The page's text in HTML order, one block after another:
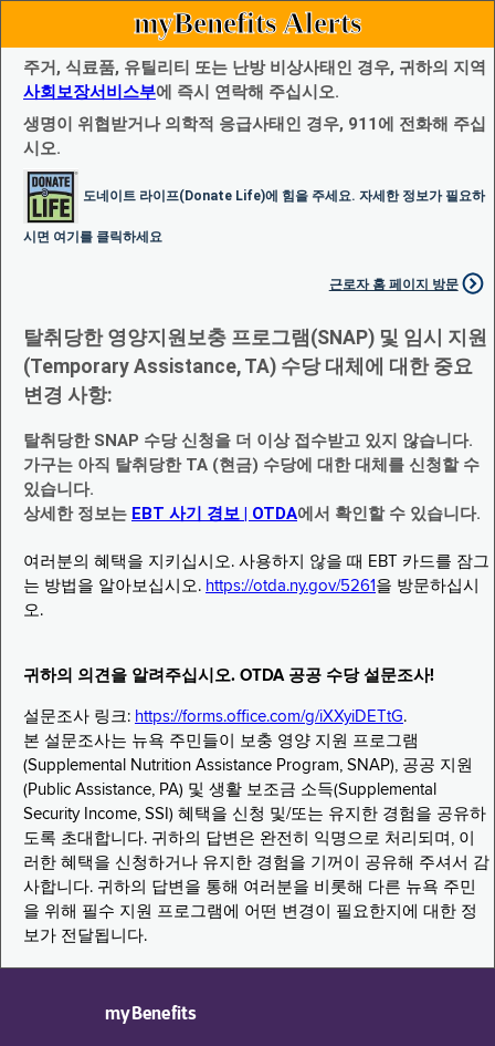
myBenefits Alerts
주거, 식료품, 유틸리티 또는 난방 비상사태인 경우, 귀하의 지역
사회보장서비스부에 즉시 연락해 주십시오.
생명이 위협받거나 의학적 응급사태인 경우, 911에 전화해 주십
시오.
도네이트 라이프(Donate Life)에 힘을 주세요. 자세한 정보가 필요하
시면 여기를 클릭하세요
근로자 홈 페이지 방문
탈취당한 영양지원보충 프로그램(SNAP) 및 임시 지원
(Temporary Assistance, TA) 수당 대체에 대한 중요
변경 사항:
탈취당한 SNAP 수당 신청을 더 이상 접수받고 있지 않습니다.
가구는 아직 탈취당한 TA (현금) 수당에 대한 대체를 신청할 수
있습니다.
상세한 정보는 EBT 사기 경보 | OTDA에서 확인할 수 있습니다.
여러분의 혜택을 지키십시오. 사용하지 않을 때 EBT 카드를 잠그
는 방법을 알아보십시오. https://otda.ny.gov/5261 을 방문하십시
오.
귀하의 의견을 알려주십시오. OTDA 공공 수당 설문조사!
설문조사 링크: https://forms.office.com/g/iXXyiDETtG.
본 설문조사는 뉴욕 주민들이 보충 영양 지원 프로그램
(Supplemental Nutrition Assistance Program, SNAP), 공공 지원
(Public Assistance, PA) 및 생활 보조금 소득(Supplemental
Security Income, SSI) 혜택을 신청 및/또는 유지한 경험을 공유하
도록 초대합니다. 귀하의 답변은 완전히 익명으로 처리되며, 이
러한 혜택을 신청하거나 유지한 경험을 기꺼이 공유해 주셔서 감
사합니다. 귀하의 답변을 통해 여러분을 비롯해 다른 뉴욕 주민
을 위해 필수 지원 프로그램에 어떤 변경이 필요한지에 대한 정
보가 전달됩니다.
myBenefits